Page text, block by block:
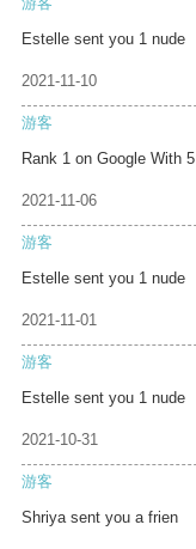
Estelle sent you 1 nude
2021-11-10
游客
Rank 1 on Google With 5
2021-11-06
游客
Estelle sent you 1 nude
2021-11-01
游客
Estelle sent you 1 nude
2021-10-31
游客
Shriya sent you a frien